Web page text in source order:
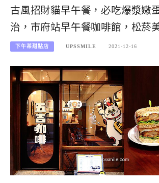
古風招財貓早午餐，必吃爆漿嫩
治，市府站早午餐咖啡館，松菸
下午茶甜點店 UPSSMILE 2021-12-16